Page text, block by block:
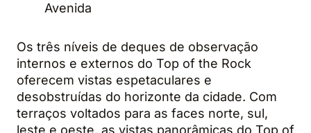
Avenida
Os três níveis de deques de observação
internos e externos do Top of the Rock
oferecem vistas espetaculares e
desobstruídas do horizonte da cidade. Com
terraços voltados para as faces norte, sul,
leste e oeste, as vistas panorâmicas do Top of